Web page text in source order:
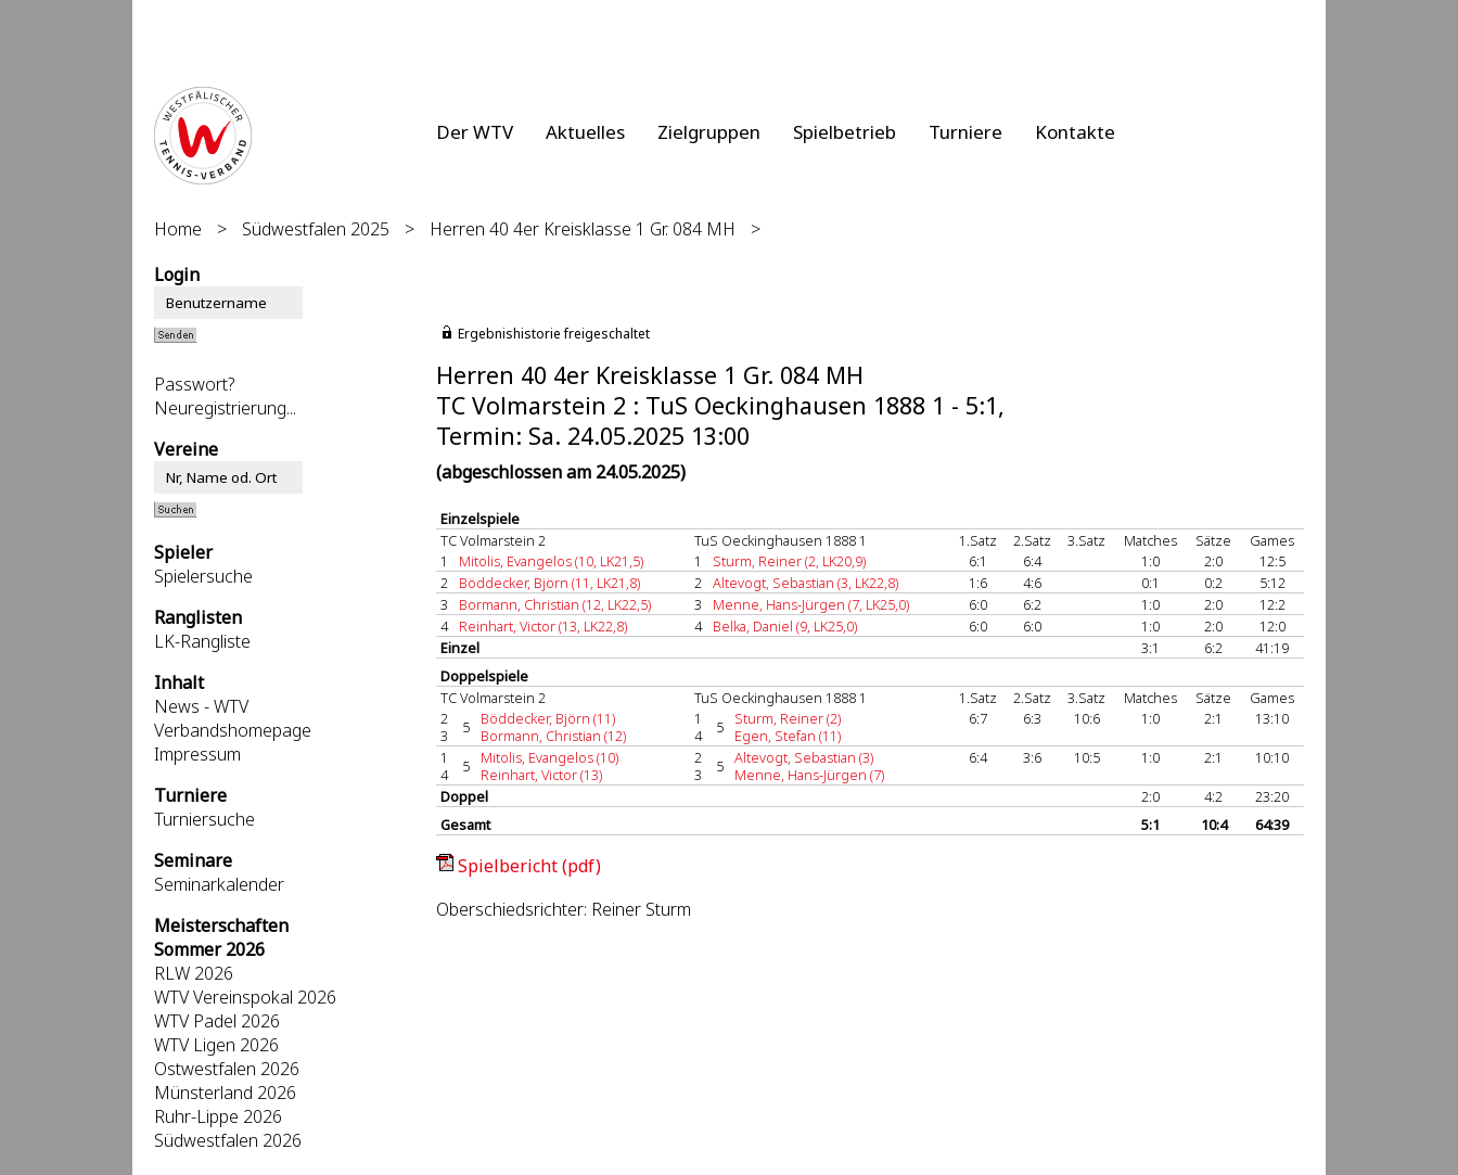
Der WTV Aktuelles Zielgruppen Spielbetrieb Turniere Kontakte
Home > Südwestfalen 2025 > Herren 40 4er Kreisklasse 1 Gr. 084 MH
>
Login
Passwort?
Neuregistrierung...
Vereine
Spieler
Spielersuche
Ranglisten
LK-Rangliste
Inhalt
News - WTV
Verbandshomepage
Impressum
Turniere
Turniersuche
Seminare
Seminarkalender
Meisterschaften
Sommer 2026
RLW 2026
WTV Vereinspokal 2026
WTV Padel 2026
WTV Ligen 2026
Ostwestfalen 2026
Münsterland 2026
Ruhr-Lippe 2026
Südwestfalen 2026
Ergebnishistorie freigeschaltet
Herren 40 4er Kreisklasse 1 Gr. 084 MH
TC Volmarstein 2 : TuS Oeckinghausen 1888 1 - 5:1,
Termin: Sa. 24.05.2025 13:00
(abgeschlossen am 24.05.2025)
Einzelspiele
TC Volmarstein 2
TuS Oeckinghausen 1888 1 1.Satz 2.Satz 3.Satz Matches Sätze
Games
1
Mitolis, Evangelos (10, LK21,5) 1 Sturm, Reiner (2, LK20,9) 6:1 6:4 1:0 2:0
12:5
2
Böddecker, Björn (11, LK21,8) 2 Altevogt, Sebastian (3, LK22,8) 1:6 4:6 0:1 0:2
5:12
3
Bormann, Christian (12, LK22,5) 3 Menne, Hans-Jürgen (7, LK25,0) 6:0 6:2 1:0 2:0
12:2
4
Reinhart, Victor (13, LK22,8) 4 Belka, Daniel (9, LK25,0) 6:0 6:0 1:0 2:0
12:0
Einzel
3:1 6:2
41:19
Doppelspiele
TC Volmarstein 2
TuS Oeckinghausen 1888 1 1.Satz 2.Satz 3.Satz Matches Sätze
Games
2
3
5
Böddecker, Björn (11)
Bormann, Christian (12)
1
4
5
Sturm, Reiner (2)
Egen, Stefan (11)
6:7 6:3 10:6 1:0 2:1
13:10
1
4
5
Mitolis, Evangelos (10)
Reinhart, Victor (13)
2
3
5 Altevogt, Sebastian (3)
Menne, Hans-Jürgen (7)
6:4 3:6 10:5 1:0 2:1
10:10
Doppel
2:0 4:2
23:20
Gesamt
5:1 10:4 64:39
Spielbericht (pdf)
Oberschiedsrichter: Reiner Sturm